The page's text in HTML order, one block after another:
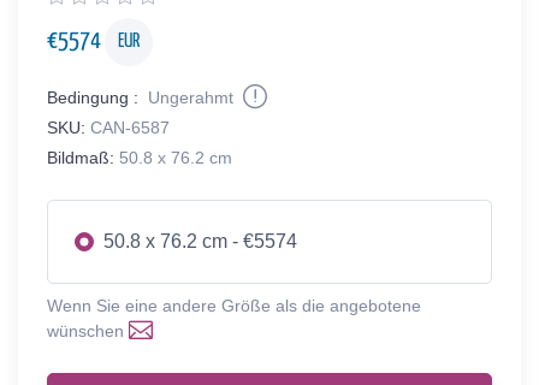
€5574 EUR
Bedingung :
Ungerahmt
SKU: CAN-6587
Bildmaß: 50.8 x 76.2 cm
50.8 x 76.2 cm - €5574
Wenn Sie eine andere Größe als die angebotene
wünschen